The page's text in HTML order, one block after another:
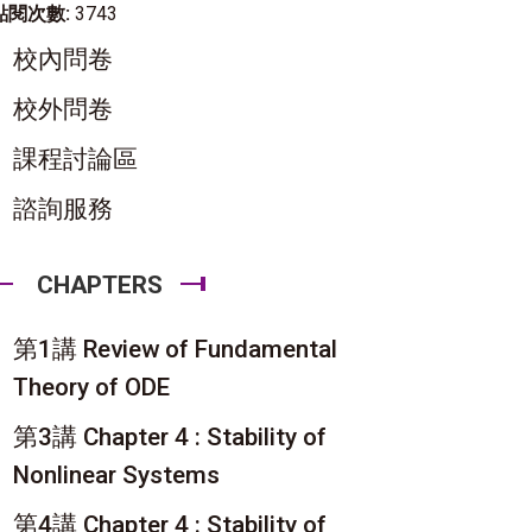
閱次數: 3743
校內問卷
校外問卷
課程討論區
諮詢服務
CHAPTERS
第1講 Review of Fundamental
Theory of ODE
第3講 Chapter 4 : Stability of
Nonlinear Systems
第4講 Chapter 4 : Stability of